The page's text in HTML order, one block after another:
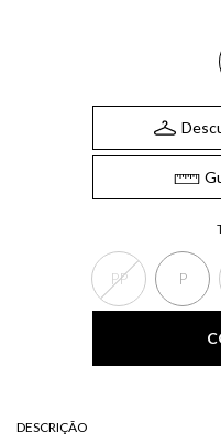
PP P
DESCRIÇÃO